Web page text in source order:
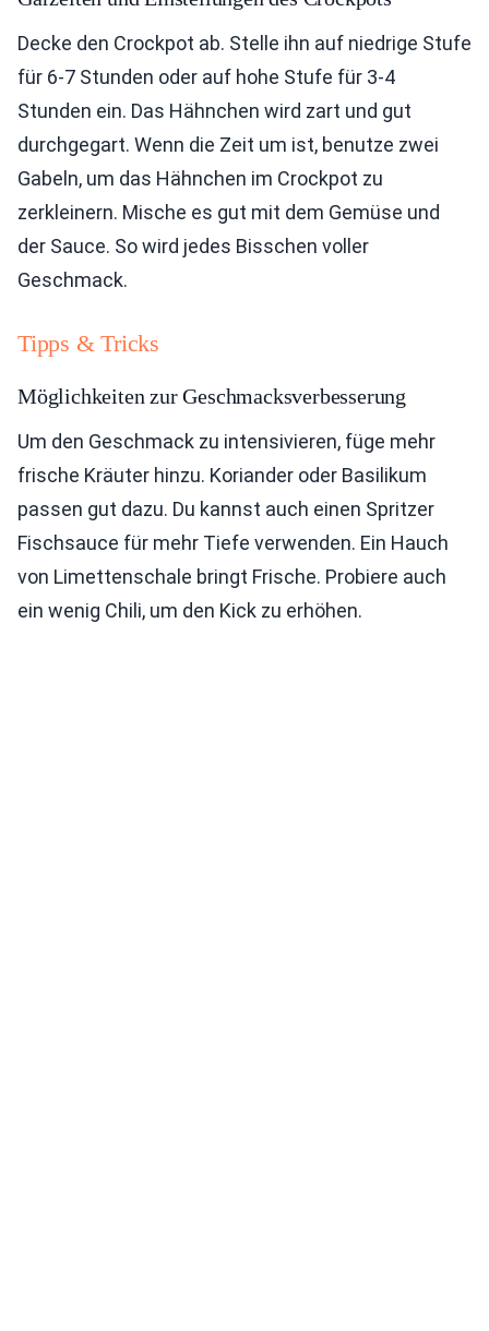
Decke den Crockpot ab. Stelle ihn auf niedrige Stufe
für 6-7 Stunden oder auf hohe Stufe für 3-4
Stunden ein. Das Hähnchen wird zart und gut
durchgegart. Wenn die Zeit um ist, benutze zwei
Gabeln, um das Hähnchen im Crockpot zu
zerkleinern. Mische es gut mit dem Gemüse und
der Sauce. So wird jedes Bisschen voller
Geschmack.
Tipps & Tricks
Möglichkeiten zur Geschmacksverbesserung
Um den Geschmack zu intensivieren, füge mehr
frische Kräuter hinzu. Koriander oder Basilikum
passen gut dazu. Du kannst auch einen Spritzer
Fischsauce für mehr Tiefe verwenden. Ein Hauch
von Limettenschale bringt Frische. Probiere auch
ein wenig Chili, um den Kick zu erhöhen.